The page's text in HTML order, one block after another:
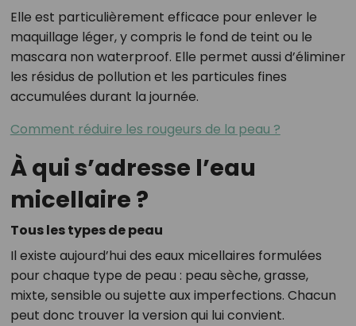
Elle est particulièrement efficace pour enlever le
maquillage léger, y compris le fond de teint ou le
mascara non waterproof. Elle permet aussi d’éliminer
les résidus de pollution et les particules fines
accumulées durant la journée.
Comment réduire les rougeurs de la peau ?
À qui s’adresse l’eau
micellaire ?
Tous les types de peau
Il existe aujourd’hui des eaux micellaires formulées
pour chaque type de peau : peau sèche, grasse,
mixte, sensible ou sujette aux imperfections. Chacun
peut donc trouver la version qui lui convient.